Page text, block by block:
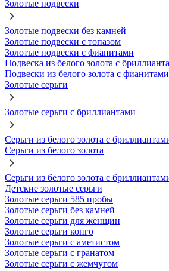
Золотые подвески
Золотые подвески без камней
Золотые подвески с топазом
Золотые подвески с фианитами
Подвеска из белого золота с
Подвески из белого золота с фианитами
Золотые серьги
Золотые серьги с бриллиантами
Серьги из белого золота с
Серьги из белого золота
Серьги из белого золота с
Детские золотые серьги
Золотые серьги 585 пробы
Золотые серьги без камней
Золотые серьги для женщин
Золотые серьги конго
Золотые серьги с аметистом
Золотые серьги с гранатом
Золотые серьги с жемчугом